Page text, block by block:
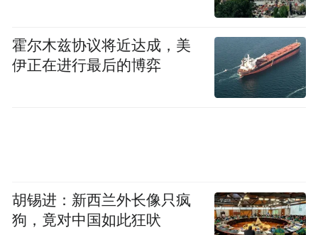
霍尔木兹协议将近达成，美
伊正在进行最后的博弈
胡锡进：新西兰外长像只疯
狗，竟对中国如此狂吠